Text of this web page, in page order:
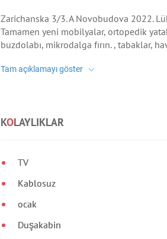
Zarichanska 3/3. A Novobudova 2022.
Tamamen yeni mobilyalar, ortopedik
buzdolabı, mikrodalga fırın. , tabaklar,
KOLAYLIKLAR
TV
Kablosuz
ocak
Duşakabin